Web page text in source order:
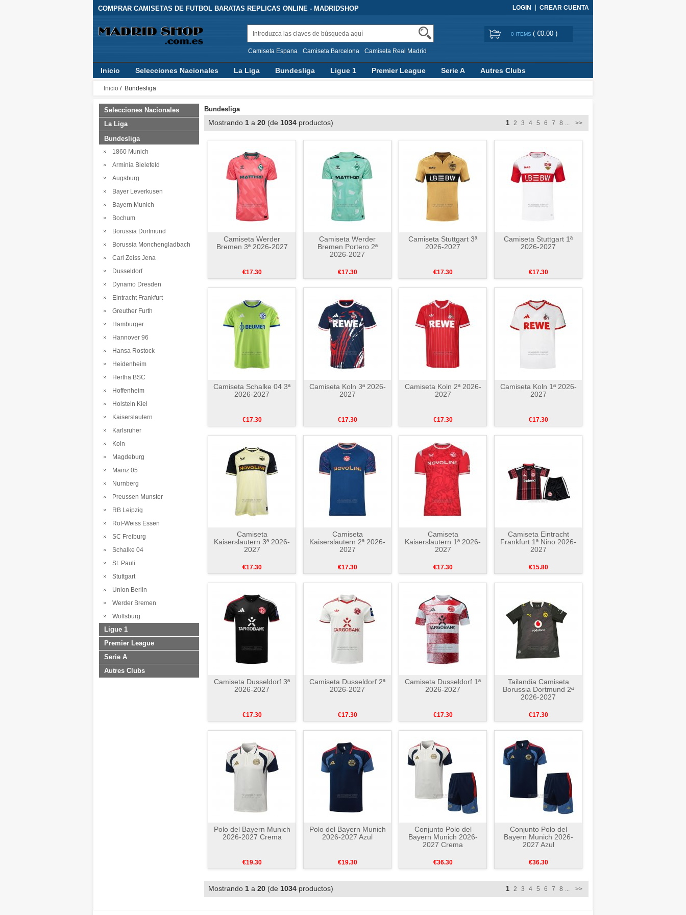
COMPRAR CAMISETAS DE FUTBOL BARATAS REPLICAS ONLINE - MADRIDSHOP LOGIN CREAR CUENTA
Camiseta Espana Camiseta Barcelona Camiseta Real Madrid
0 ITEMS ( €0.00 )
Inicio Selecciones Nacionales La Liga Bundesliga Ligue 1 Premier League Serie A Autres Clubs
Inicio / Bundesliga
Selecciones Nacionales
La Liga
Bundesliga
1860 Munich
Arminia Bielefeld
Augsburg
Bayer Leverkusen
Bayern Munich
Bochum
Borussia Dortmund
Borussia Monchengladbach
Carl Zeiss Jena
Dusseldorf
Dynamo Dresden
Eintracht Frankfurt
Greuther Furth
Hamburger
Hannover 96
Hansa Rostock
Heidenheim
Hertha BSC
Hoffenheim
Holstein Kiel
Kaiserslautern
Karlsruher
Koln
Magdeburg
Mainz 05
Nurnberg
Preussen Munster
RB Leipzig
Rot-Weiss Essen
SC Freiburg
Schalke 04
St. Pauli
Stuttgart
Union Berlin
Werder Bremen
Wolfsburg
Ligue 1
Premier League
Serie A
Autres Clubs
Bundesliga
Mostrando 1 a 20 (de 1034 productos) 1 2 3 4 5 6 7 8 ... >>
Camiseta Werder
Bremen 3ª 2026-2027
€17.30
Camiseta Werder
Bremen Portero 2ª
2026-2027
€17.30
Camiseta Stuttgart 3ª
2026-2027
€17.30
Camiseta Stuttgart 1ª
2026-2027
€17.30
Camiseta Schalke 04 3ª
2026-2027
€17.30
Camiseta Koln 3ª 2026-
2027
€17.30
Camiseta Koln 2ª 2026-
2027
€17.30
Camiseta Koln 1ª 2026-
2027
€17.30
Camiseta
Kaiserslautern 3ª 2026-
2027
€17.30
Camiseta
Kaiserslautern 2ª 2026-
2027
€17.30
Camiseta
Kaiserslautern 1ª 2026-
2027
€17.30
Camiseta Eintracht
Frankfurt 1ª Nino 2026-
2027
€15.80
Camiseta Dusseldorf 3ª
2026-2027
€17.30
Camiseta Dusseldorf 2ª
2026-2027
€17.30
Camiseta Dusseldorf 1ª
2026-2027
€17.30
Tailandia Camiseta
Borussia Dortmund 2ª
2026-2027
€17.30
Polo del Bayern Munich
2026-2027 Crema
€19.30
Polo del Bayern Munich
2026-2027 Azul
€19.30
Conjunto Polo del
Bayern Munich 2026-
2027 Crema
€36.30
Conjunto Polo del
Bayern Munich 2026-
2027 Azul
€36.30
Mostrando 1 a 20 (de 1034 productos) 1 2 3 4 5 6 7 8 ... >>